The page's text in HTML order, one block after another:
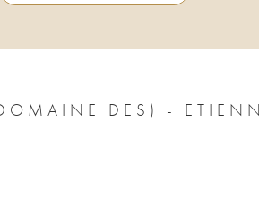
DES) -